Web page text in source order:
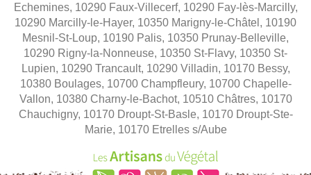
Echemines, 10290 Faux-Villecerf, 10290 Fay-lès-Marcilly,
10290 Marcilly-le-Hayer, 10350 Marigny-le-Châtel, 10190
Mesnil-St-Loup, 10190 Palis, 10350 Prunay-Belleville,
10290 Rigny-la-Nonneuse, 10350 St-Flavy, 10350 St-
Lupien, 10290 Trancault, 10290 Villadin, 10170 Bessy,
10380 Boulages, 10700 Champfleury, 10700 Chapelle-
Vallon, 10380 Charny-le-Bachot, 10510 Châtres, 10170
Chauchigny, 10170 Droupt-St-Basle, 10170 Droupt-Ste-
Marie, 10170 Etrelles s/Aube